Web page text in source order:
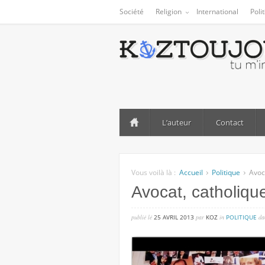
Société Religion International
L’auteur Contact
Vous voilà là : Accueil Politique
Avocat,
publié lé 25 AVRIL 2013 par KOZ in POLITIQUE